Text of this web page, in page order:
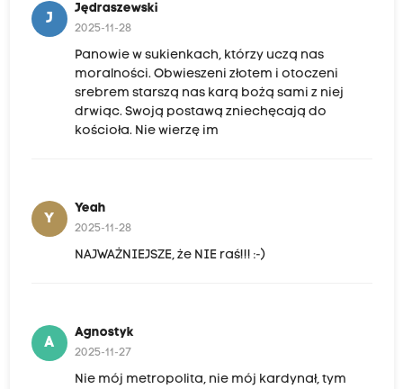
J
Jędraszewski
2025-11-28
Panowie w sukienkach, którzy uczą nas
moralności. Obwieszeni złotem i otoczeni
srebrem starszą nas karą bożą sami z niej
drwiąc. Swoją postawą zniechęcają do
kościoła. Nie wierzę im
Y
Yeah
2025-11-28
NAJWAŻNIEJSZE, że NIE raś!!! :-)
A
Agnostyk
2025-11-27
Nie mój metropolita, nie mój kardynał, tym